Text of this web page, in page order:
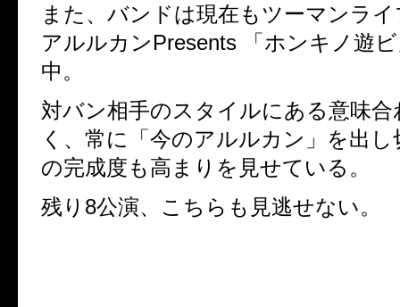
また、バンドは現在もツーマンラ
アルルカンPresents 「ホンキノ遊
中。
対バン相手のスタイルにある意味
く、常に「今のアルルカン」を出
の完成度も高まりを見せている。
残り8公演、こちらも見逃せない。